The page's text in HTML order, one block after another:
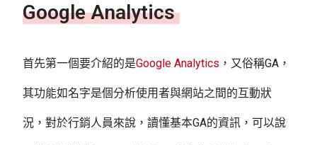
Google Analytics
首先第一個要介紹的是Google Analytics ，又俗稱GA ，
其功能如名字是個分析使用者與網站之間的互動狀
況，對於行銷人員來說，讀懂基本GA的資訊，可以說